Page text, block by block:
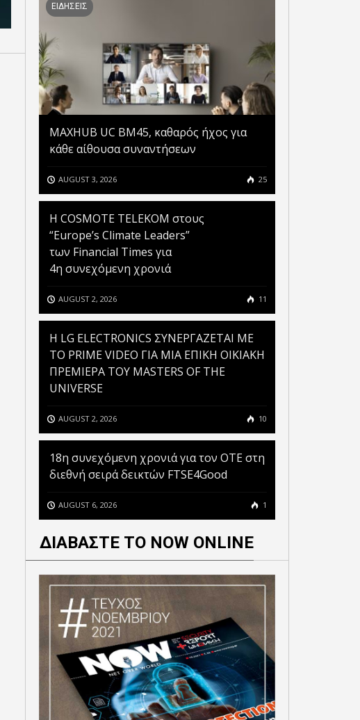
11
ΕΙΔΗΣΕΙΣ
MAXHUB UC BM45, καθαρός ήχος για
κάθε αίθουσα συναντήσεων
AUGUST 3, 2026 25
Η COSMOTE TELEKOM στους
“Europe’s Climate Leaders”
των Financial Times για
4η συνεχόμενη χρονιά
AUGUST 2, 2026 11
H LG ELECTRONICS ΣΥΝΕΡΓΑΖΕΤΑΙ ΜΕ
ΤΟ PRIME VIDEO ΓΙΑ ΜΙΑ ΕΠΙΚΗ ΟΙΚΙΑΚΗ
ΠΡΕΜΙΕΡΑ ΤΟΥ MASTERS OF THE
UNIVERSE
AUGUST 2, 2026 10
18η συνεχόμενη χρονιά για τον ΟΤΕ στη
διεθνή σειρά δεικτών FTSE4Good
AUGUST 6, 2026 1
ΔΙΑΒΑΣΤΕ ΤΟ NOW ONLINE